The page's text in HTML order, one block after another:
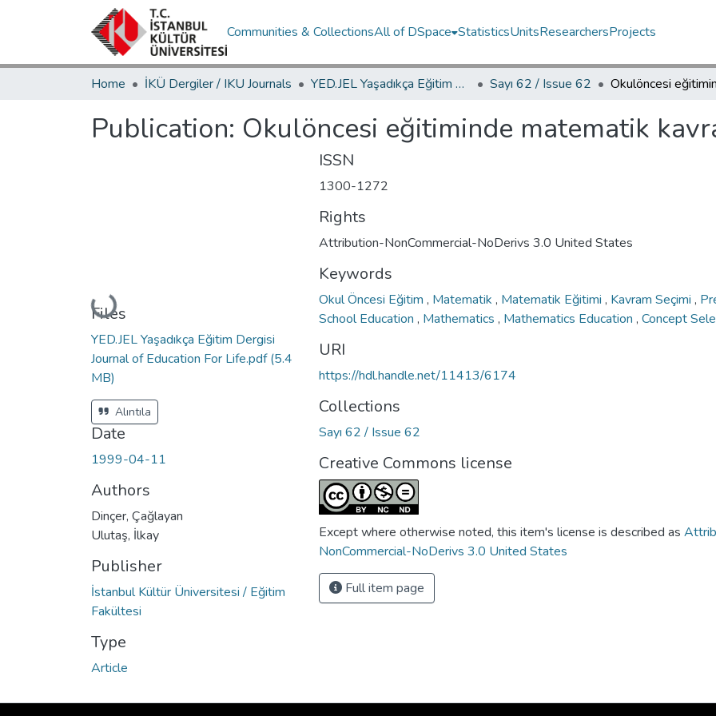
Communities & CollectionsAll of DSpace StatisticsUnitsResearchersProjects
Home İKÜ Dergiler / IKU Journals YED.JEL Yaşadıkça Eğitim Dergisi / Journal of Education For Life Sayı 62 / Issue 62
Publication: Okulöncesi eğitiminde matematik
Loading...
Files
YED.JEL Yaşadıkça Eğitim Dergisi
Journal of Education For Life.pdf(5.4
MB)
Alıntıla
Date
1999-04-11
Authors
Dinçer, Çağlayan
Ulutaş, İlkay
Publisher
İstanbul Kültür Üniversitesi / Eğitim
Fakültesi
Type
Article
ISSN
1300-1272
Rights
Attribution-NonCommercial-NoDerivs 3.0 United States
Keywords
Okul Öncesi Eğitim , Matematik , Matematik Eğitimi , Kavram Seçimi ,
School Education , Mathematics , Mathematics Education , Concept
URI
https://hdl.handle.net/11413/6174
Collections
Sayı 62 / Issue 62
Creative Commons license
Except where otherwise noted, this item's license is described as
NonCommercial-NoDerivs 3.0 United States
Full item page